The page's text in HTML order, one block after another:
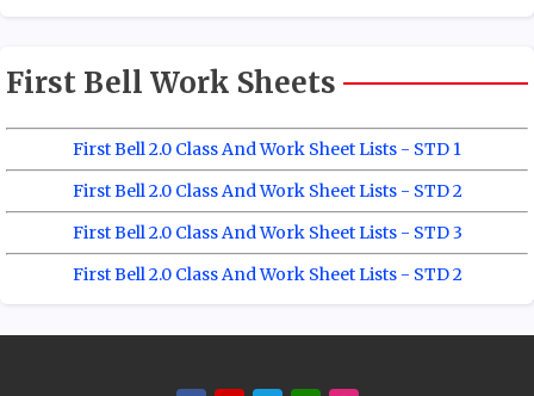
First Bell Work Sheets
First Bell 2.0 Class And Work Sheet Lists - STD 1
First Bell 2.0 Class And Work Sheet Lists - STD 2
First Bell 2.0 Class And Work Sheet Lists - STD 3
First Bell 2.0 Class And Work Sheet Lists - STD 2